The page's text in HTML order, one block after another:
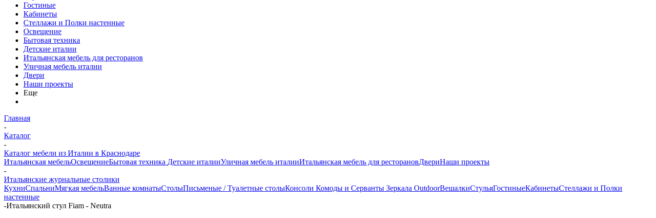
Гостиные
Кабинеты
Стеллажи и Полки настенные
Освещение
Бытовая техника
Детские италии
Итальянская мебель для ресторанов
Уличная мебель италии
Двери
Наши проекты
Еще
Главная
-
Каталог
-
Каталог мебели из Италии в Краснодаре
Итальянская мебельОсвещениеБытовая техника Детские италииУличная мебель италииИтальянская мебель для ресторановДвериНаши проекты
-
Итальянские журнальные столики
КухниСпальниМягкая мебельВанные комнатыСтолыПисьменые / Туалетные столыКонсоли Комоды и Серванты Зеркала OutdoorВешалкиСтульяГостиныеКабинетыСтеллажи и Полки
настенные
-Итальянский стул Fiam - Neutra